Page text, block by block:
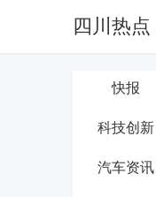
四川热点
快报
科技创新
汽车资讯